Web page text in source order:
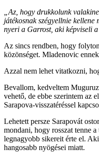
„Az, hogy drukkolunk
játékosnak szégyellnie
nyeri a Garrost, aki képviseli
Az sincs rendben, hogy
közönséget. Mladenovic
Azzal nem lehet vitatkozni,
Bevallom, kedveltem
vehető, de ebbe szerintem az
Sarapova-visszatéréssel
Lehetett persze Sarapovát
mondani, hogy rosszat tenne
legnagyobb sikereit érte el.
hangosabb nyögései miatt.